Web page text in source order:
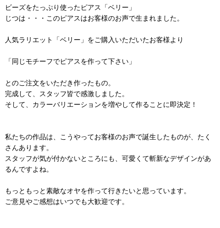
ビーズをたっぷり使ったピアス「ベリー」
じつは・・・このピアスはお客様のお声で生まれました。
人気ラリエット「ベリー」をご購入いただいたお客様より
「同じモチーフでピアスを作って下さい」
とのご注文をいただき作ったもの。
完成して、スタッフ皆で感激しました。
そして、カラーバリエーションを増やして作ることに即決定！
私たちの作品は、こうやってお客様のお声で誕生したものが、たく
さんあります。
スタッフが気が付かないところにも、可愛くて斬新なデザインがあ
るんですよね。
もっともっと素敵なオヤを作って行きたいと思っています。
ご意見やご感想はいつでも大歓迎です。